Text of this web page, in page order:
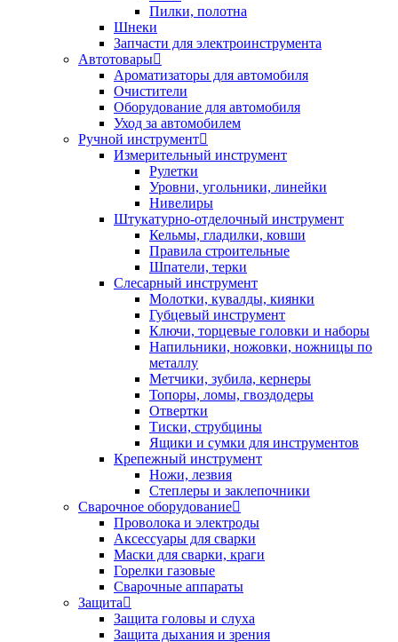
Пилки, полотна
Шнеки
Запчасти для электроинструмента
Автотовары
Ароматизаторы для автомобиля
Очистители
Оборудование для автомобиля
Уход за автомобилем
Ручной инструмент
Измерительный инструмент
Рулетки
Уровни, угольники, линейки
Нивелиры
Штукатурно-отделочный инструмент
Кельмы, гладилки, ковши
Правила строительные
Шпатели, терки
Слесарный инструмент
Молотки, кувалды, киянки
Губцевый инструмент
Ключи, торцевые головки и наборы
Напильники, ножовки, ножницы по
металлу
Метчики, зубила, кернеры
Топоры, ломы, гвоздодеры
Отвертки
Тиски, струбцины
Ящики и сумки для инструментов
Крепежный инструмент
Ножи, лезвия
Степлеры и заклепочники
Сварочное оборудование
Проволока и электроды
Аксессуары для сварки
Маски для сварки, краги
Горелки газовые
Сварочные аппараты
Защита
Защита головы и слуха
Защита дыхания и зрения